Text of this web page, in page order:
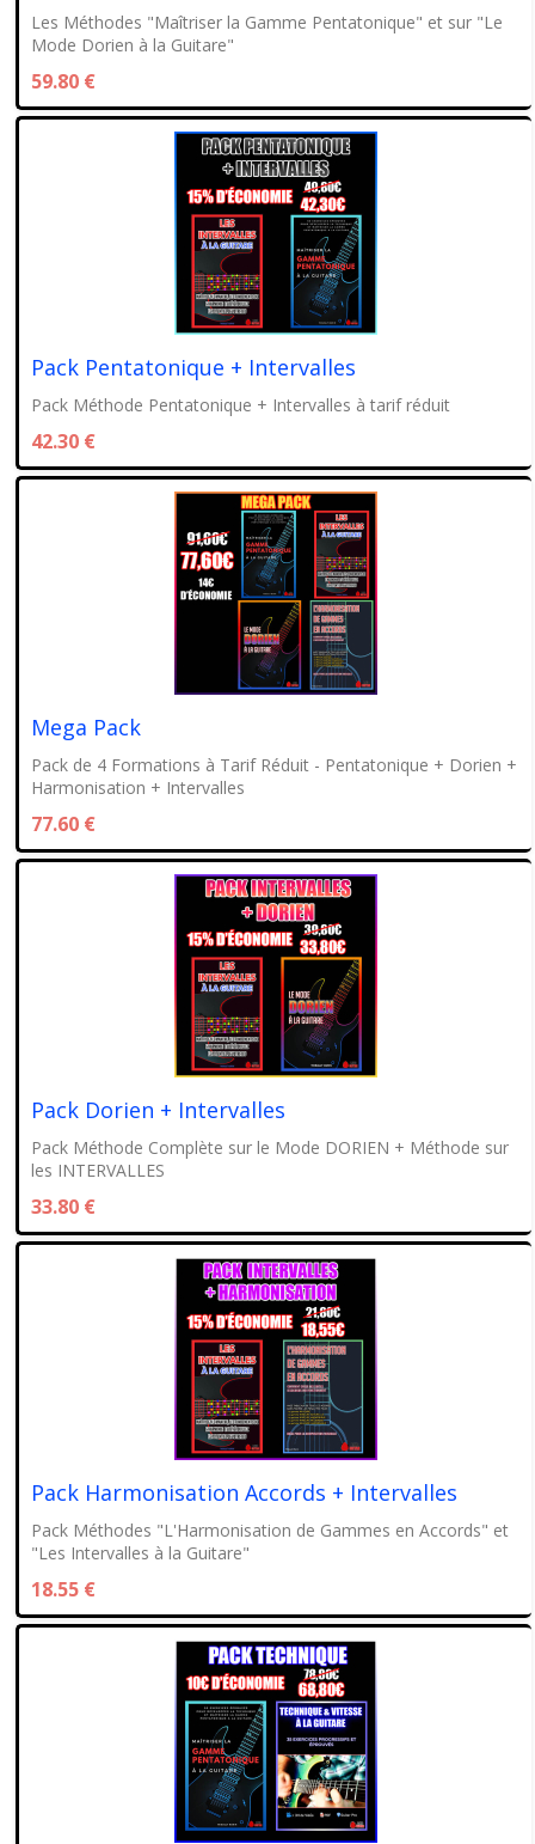
Les Méthodes "Maîtriser la Gamme Pentatonique" et sur "Le
Mode Dorien à la Guitare"
59.80 €
Pack Pentatonique + Intervalles
Pack Méthode Pentatonique + Intervalles à tarif réduit
42.30 €
Mega Pack
Pack de 4 Formations à Tarif Réduit - Pentatonique + Dorien +
Harmonisation + Intervalles
77.60 €
Pack Dorien + Intervalles
Pack Méthode Complète sur le Mode DORIEN + Méthode sur
les INTERVALLES
33.80 €
Pack Harmonisation Accords + Intervalles
Pack Méthodes "L'Harmonisation de Gammes en Accords" et
"Les Intervalles à la Guitare"
18.55 €